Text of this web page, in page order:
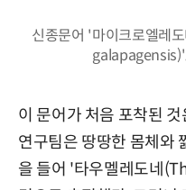
신종문어 '마이크로엘레
이 문어가 처음 포착된
연구팀은 땅땅한 몸체와
을 들어 '타우멜레도네